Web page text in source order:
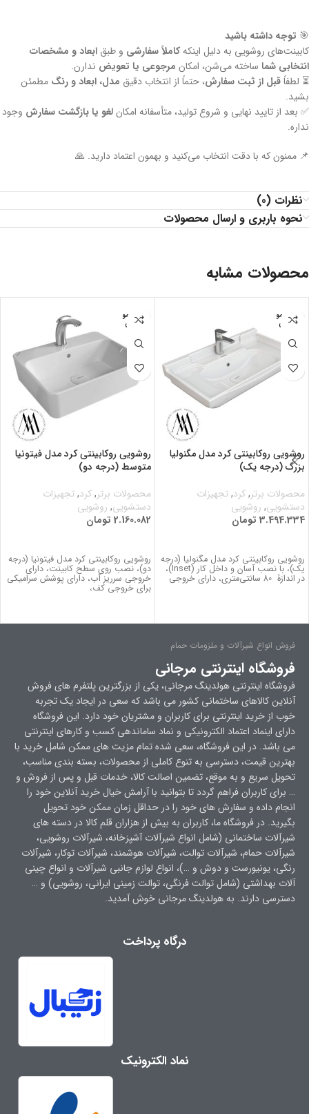
🎯 توجه داشته باشید
کابینت‌های روشویی به دلیل اینکهکاملاً سفارشی و طبق ابعاد و مشخصات
انتخابی شما ساخته می‌شن، امکان مرجوعی یا تعویض ندارن.
⏳ لطفاًقبل از ثبت سفارش، حتماً از انتخاب دقیق مدل، ابعاد و رنگ مطمئن
بشید.
✅ بعد از تایید نهایی و شروع تولید، متأسفانه امکانلغو یا بازگشت سفارش وجود
نداره.
📌 ممنون که با دقت انتخاب می‌کنید و بهمون اعتماد دارید. 🙏
نظرات (0)
نحوه باربری و ارسال محصولات
محصولات مشابه
اتمام مو
جودی
روشویی روکابینتی کرد مدل مگنولیا
بزرگ (درجه یک)
محصولات برتر,کرد,تجهیزات
دستشویی, روشویی
3.494.334 تومان
روشویی روکابینتی کرد مدل مگنولیا (درجه
یک)، با نصب آسان و داخل کار (Inset)،
در اندازۀ 80 سانتی‌متری، دارای خروجی
اتمام مو
جودی
روشویی روکابینتی کرد مدل فیتونیا
متوسط (درجه دو)
محصولات برتر,کرد,تجهیزات
دستشویی, روشویی
2.160.082 تومان
روشویی روکابینتی کرد مدل فیتونیا (درجه
دو)، نصب روی سطح کابینت، دارای
خروجی سرریز آب، دارای پوشش سرامیکی
برای خروجی کف،
فروش انواع شیرآلات و ملزومات حمام
فروشگاه اینترنتی مرجانی
فروشگاه اینترنتی هولدینگ مرجانی، یکی از بزرگترین پلتفرم های فروش
آنلاین کالاهای ساختمانی کشور می باشد که سعی در ایجاد یک تجربه
خوب از خرید اینترنتی برای کاربران و مشتریان خود دارد. این فروشگاه
دارای اینماد اعتماد الکترونیکی و نماد ساماندهی کسب و کارهای اینترنتی
می باشد. در این فروشگاه، سعی شده تمام مزیت های ممکن شامل خرید با
بهترین قیمت، دسترسی به تنوع کاملی از محصولات، بسته بندی مناسب،
تحویل سریع و به موقع، تضمین اصالت کالا، خدمات قبل و پس از فروش و
… برای کاربران فراهم گردد تا بتوانید با آرامش خیال خرید آنلاین خود را
انجام داده و سفارش های خود را در حداقل زمان ممکن خود تحویل
بگیرید. در فروشگاه ما، کاربران به بیش از هزاران قلم کالا در دسته های
شیرآلات ساختمانی (شامل انواع شیرآلات آشپزخانه، شیرآلات روشویی،
شیرآلات حمام، شیرآلات توالت، شیرآلات هوشمند، شیرآلات توکار، شیرآلات
رنگی، یونیورست و دوش و …)، انواع لوازم جانبی شیرآلات و انواع چینی
آلات بهداشتی (شامل توالت فرنگی، توالت زمینی ایرانی، روشویی) و …
دسترسی دارند. به هولدینگ مرجانی خوش آمدید.
درگاه پرداخت
نماد الکترونیک